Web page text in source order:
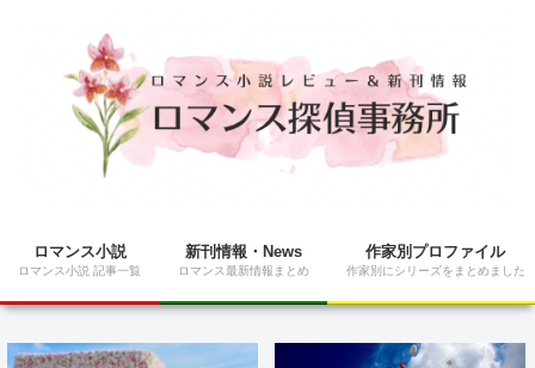
ロマンス小説
ロマンス小説 記事一覧
新刊情報・News
ロマンス最新情報まとめ
作家別プロファイル
作家別にシリーズをまとめました